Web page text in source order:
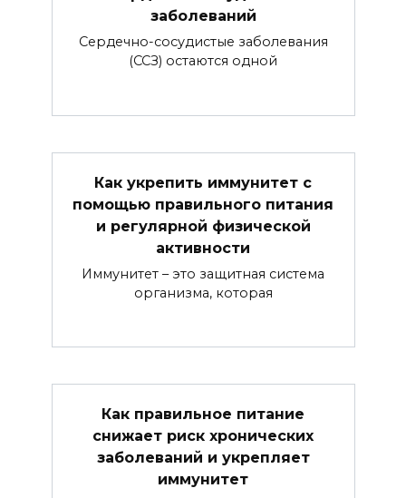
заболеваний
Сердечно-сосудистые заболевания
(ССЗ) остаются одной
Как укрепить иммунитет с
помощью правильного питания
и регулярной физической
активности
Иммунитет – это защитная система
организма, которая
Как правильное питание
снижает риск хронических
заболеваний и укрепляет
иммунитет